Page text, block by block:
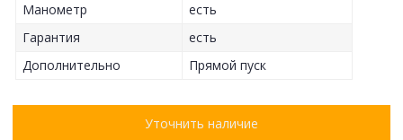
Манометр
есть
Гарантия
есть
Дополнительно
Прямой пуск
Уточнить наличие